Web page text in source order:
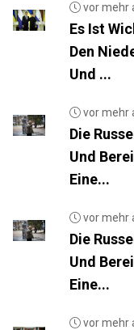
vor mehr
Es Ist
Den
Und ...
vor mehr
Die
Und
Eine...
vor mehr
Die
Und
Eine...
vor mehr